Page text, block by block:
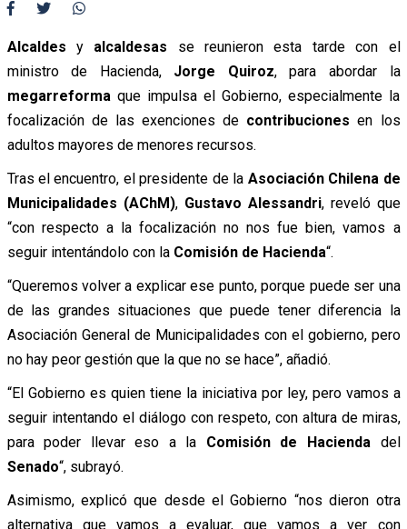
Alcaldes y alcaldesas se reunieron esta tarde con el
ministro de Hacienda, Jorge Quiroz, para abordar la
megarreforma que impulsa el Gobierno, especialmente la
focalización de las exenciones de contribuciones en los
adultos mayores de menores recursos.
Tras el encuentro, el presidente de la Asociación Chilena de
Municipalidades (AChM), Gustavo Alessandri, reveló que
“con respecto a la focalización no nos fue bien, vamos a
seguir intentándolo con la Comisión de Hacienda“.
“Queremos volver a explicar ese punto, porque puede ser una
de las grandes situaciones que puede tener diferencia la
Asociación General de Municipalidades con el gobierno, pero
no hay peor gestión que la que no se hace”, añadió.
“El Gobierno es quien tiene la iniciativa por ley, pero vamos a
seguir intentando el diálogo con respeto, con altura de miras,
para poder llevar eso a la Comisión de Hacienda del
Senado“, subrayó.
Asimismo, explicó que desde el Gobierno “nos dieron otra
alternativa que vamos a evaluar, que vamos a ver con